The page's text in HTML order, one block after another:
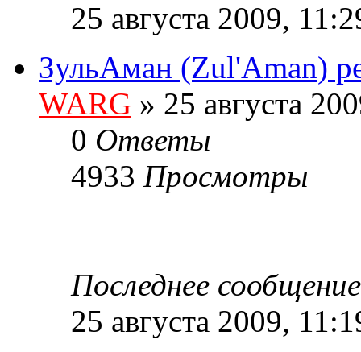
25 августа 2009,
ЗульАман (Zul'Aman)
WARG » 25 августа
0 Ответы
4933 Просмотры
Последнее
25 августа 2009,